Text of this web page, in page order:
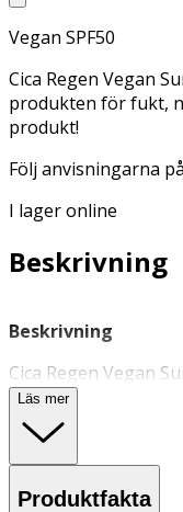
Vegan SPF50
Cica Regen Vegan
produkten för fukt,
produkt!
Följ anvisningarna
I lager online
Beskrivning
Beskrivning
Cica Regen Vegan
dagkräm och
dagliga
solskydd, serum
som snabbt sjunker
hinna. Perfekt som
Läs mer
Produktfakta